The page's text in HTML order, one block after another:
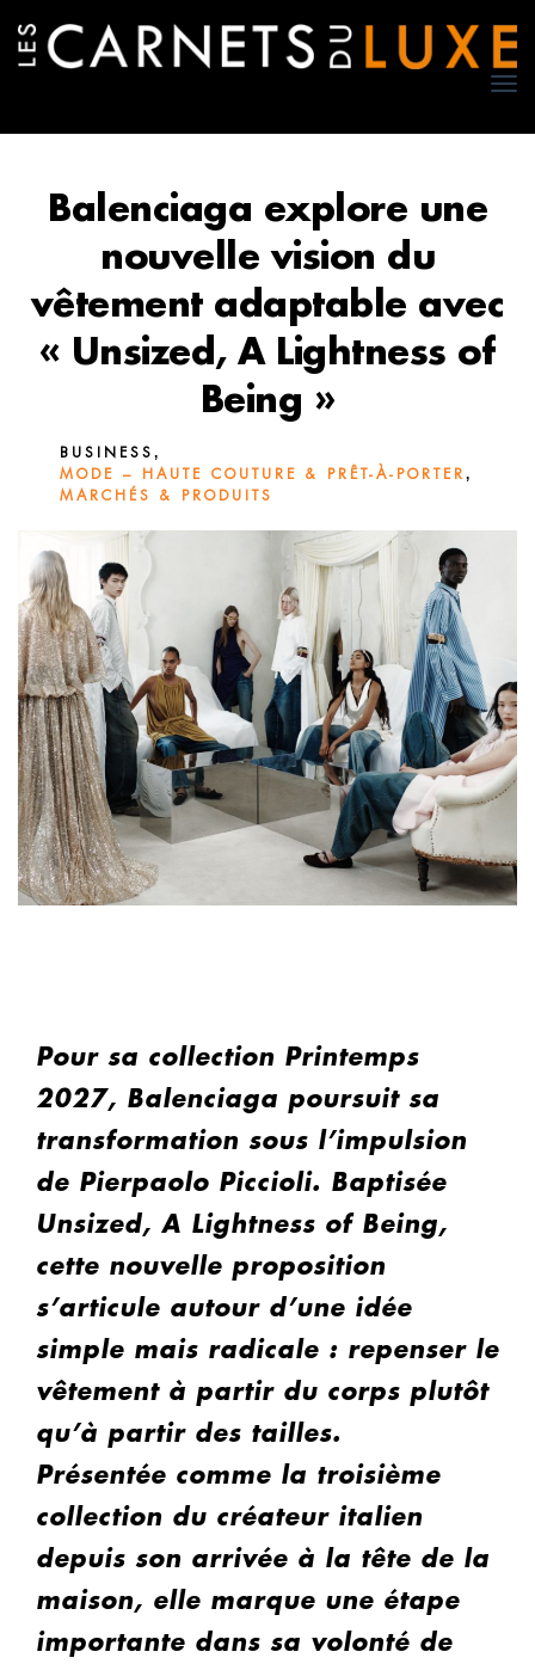
Balenciaga explore une
nouvelle vision du
vêtement adaptable avec
« Unsized, A Lightness of
Being »
BUSINESS ,
MODE – HAUTE COUTURE & PRÊT-À-PORTER ,
MARCHÉS & PRODUITS
Pour sa collection Printemps
2027, Balenciaga poursuit sa
transformation sous l’impulsion
de Pierpaolo Piccioli. Baptisée
Unsized, A Lightness of Being,
cette nouvelle proposition
s’articule autour d’une idée
simple mais radicale : repenser le
vêtement à partir du corps plutôt
qu’à partir des tailles.
Présentée comme la troisième
collection du créateur italien
depuis son arrivée à la tête de la
maison, elle marque une étape
importante dans sa volonté de